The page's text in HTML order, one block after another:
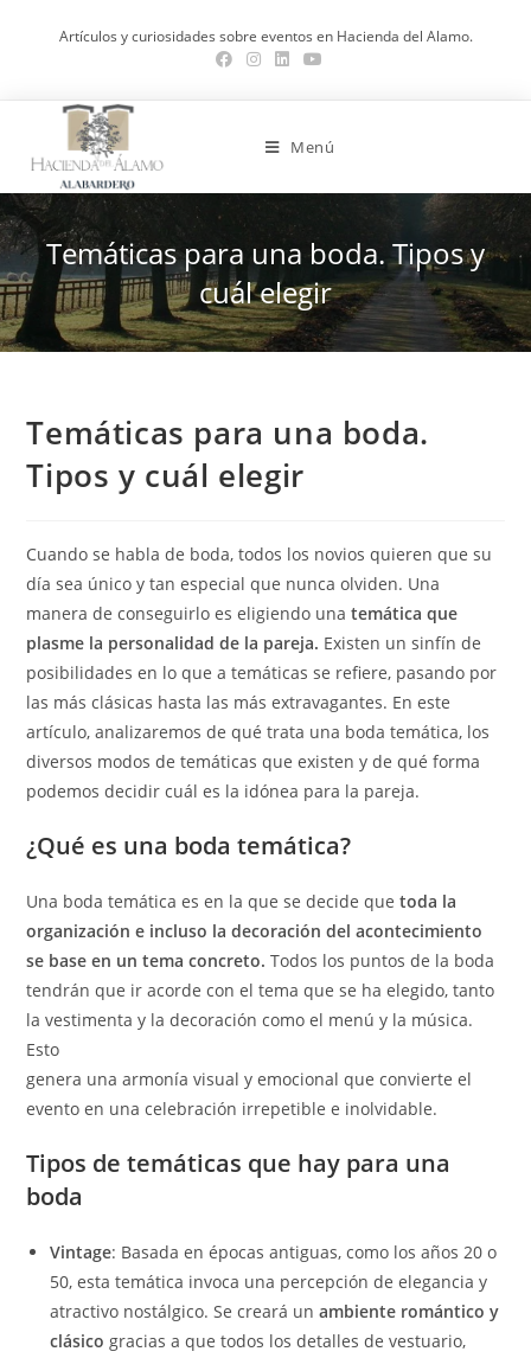
Artículos y curiosidades sobre eventos en Hacienda del Alamo.
Menú
Temáticas para una boda. Tipos y
cuál elegir
Temáticas para una boda.
Tipos y cuál elegir
Cuando se habla de boda, todos los novios quieren que su
día sea único y tan especial que nunca olviden. Una
manera de conseguirlo es eligiendo una temática que
plasme la personalidad de la pareja. Existen un sinfín de
posibilidades en lo que a temáticas se refiere, pasando por
las más clásicas hasta las más extravagantes. En este
artículo, analizaremos de qué trata una boda temática, los
diversos modos de temáticas que existen y de qué forma
podemos decidir cuál es la idónea para la pareja.
¿Qué es una boda temática?
Una boda temática es en la que se decide quetoda la
organización e incluso la decoración del acontecimiento
se base en un tema concreto.Todos los puntos de la boda
tendrán que ir acorde con el tema que se ha elegido, tanto
la vestimenta y la decoración como el menú y la música.
Esto
genera una armonía visual y emocional que convierte el
evento en una celebración irrepetible e inolvidable.
Tipos de temáticas que hay para una
boda
Vintage: Basada en épocas antiguas, como los años 20 o
50, esta temática invoca una percepción de elegancia y
atractivo nostálgico. Se creará un ambiente romántico y
clásicogracias a que todos los detalles de vestuario,